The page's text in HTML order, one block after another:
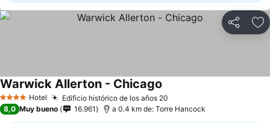
Compartir
4 EstrellasHotel Edificio histórico de los años 20
Warwick Allerton - Chicago
8,0 Muy bueno 16.961 a 0.4 km de: Torre Hancock